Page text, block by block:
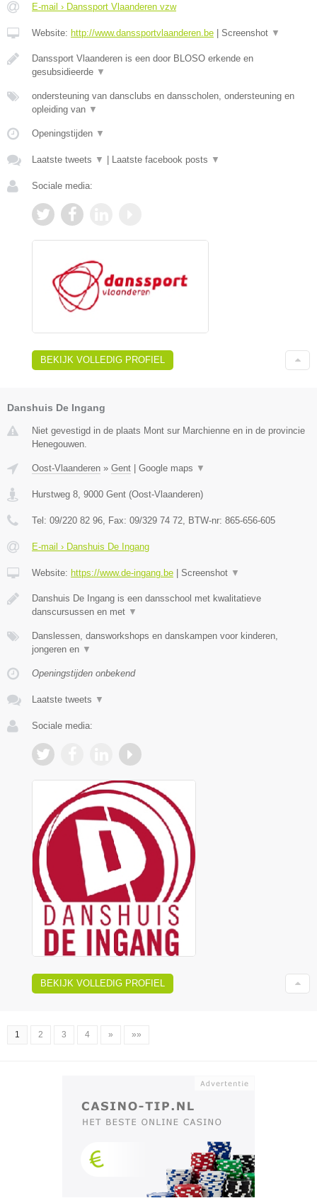
E-mail › Danssport Vlaanderen vzw
Website: http://www.danssportvlaanderen.be Screenshot ▼
Danssport Vlaanderen is een door BLOSO erkende en
gesubsidieerde ▼
ondersteuning van dansclubs en dansscholen, ondersteuning en
opleiding van ▼
Openingstijden ▼
Laatste tweets ▼ Laatste facebook posts ▼
Sociale media:
BEKIJK VOLLEDIG PROFIEL
Danshuis De Ingang
Niet gevestigd in de plaats Mont sur Marchienne en in de provincie
Henegouwen.
Oost-Vlaanderen » Gent Google maps ▼
Hurstweg 8 9000 Gent (Oost-Vlaanderen)
Tel: 09/220 82 96 , Fax: 09/329 74 72 , BTW-nr: 865-656-605
E-mail › Danshuis De Ingang
Website: https://www.de-ingang.be Screenshot ▼
Danshuis De Ingang is een dansschool met kwalitatieve
danscursussen en met ▼
Danslessen, dansworkshops en danskampen voor kinderen,
jongeren en ▼
Openingstijden onbekend
Laatste tweets ▼
Sociale media:
BEKIJK VOLLEDIG PROFIEL
1 2 3 4 » »»